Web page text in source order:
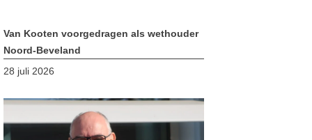
Van Kooten voorgedragen als wethouder
Noord-Beveland
28 juli 2026